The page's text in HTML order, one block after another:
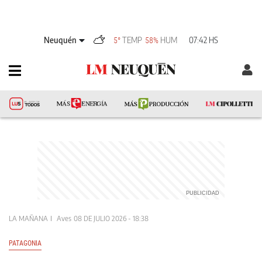
Neuquén 5°TEMP 58% HUM 07:42 HS
LA MAÑANA Aves 08 DE JULIO 2026 - 18:38
PATAGONIA